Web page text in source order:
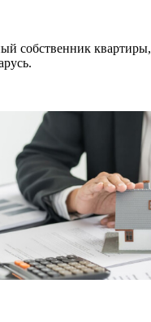
собственник